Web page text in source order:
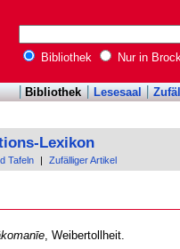
Bibliothek Nur in
Bibliothek Lesesaal
Lexikon
Tafeln Zufälliger Artikel
, Weibertollheit.